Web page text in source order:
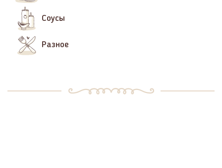
Соусы
Разное